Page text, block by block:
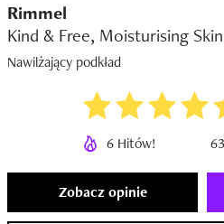
Rimmel
Kind & Free, Moisturising
Nawilżający podkład
6 Hitów!
Zobacz opinie